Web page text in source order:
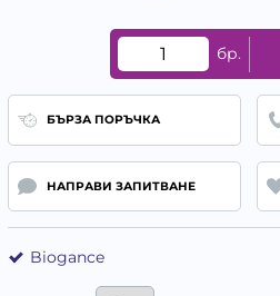
бр.
БЪРЗА ПОРЪЧКА
НАПРАВИ ЗАПИТВАНЕ
Biogance